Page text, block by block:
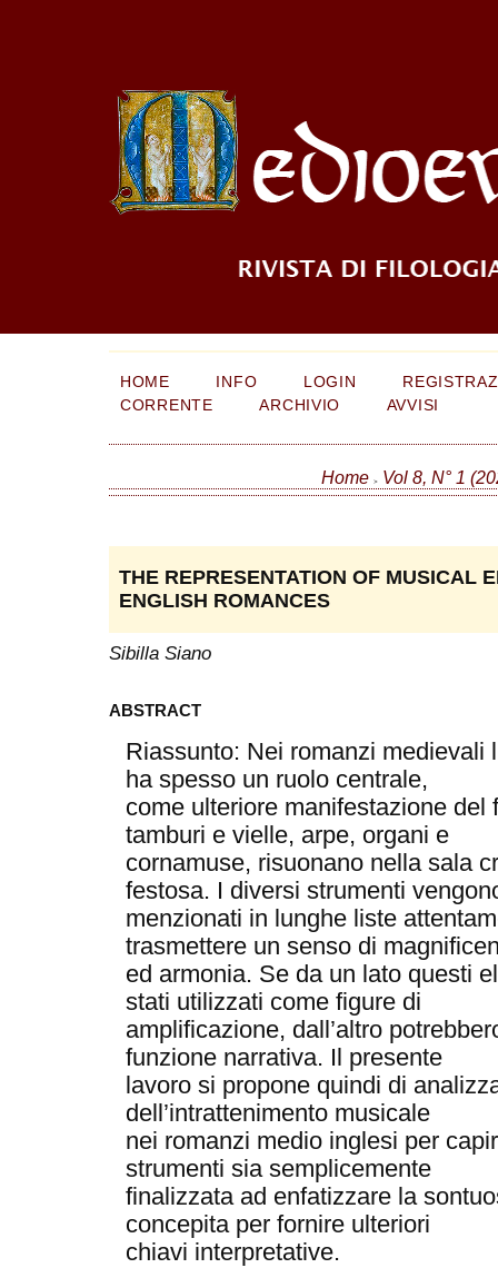
HOME INFO LOGIN
CORRENTE
ARCHIVIO AVVISI
Home > Vol 8, N° 1
THE REPRESENTATION OF MUSICAL
ENGLISH ROMANCES
Sibilla Siano
ABSTRACT
Riassunto: Nei romanzi medievali
ha spesso un ruolo centrale,
come ulteriore manifestazione del
tamburi e vielle, arpe, organi e
cornamuse, risuonano nella sala
festosa. I diversi strumenti
menzionati in lunghe liste
trasmettere un senso di
ed armonia. Se da un lato questi
stati utilizzati come figure di
amplificazione, dall’altro
funzione narrativa. Il presente
lavoro si propone quindi di
dell’intrattenimento musicale
nei romanzi medio inglesi per
strumenti sia semplicemente
finalizzata ad enfatizzare la
concepita per fornire ulteriori
chiavi interpretative.